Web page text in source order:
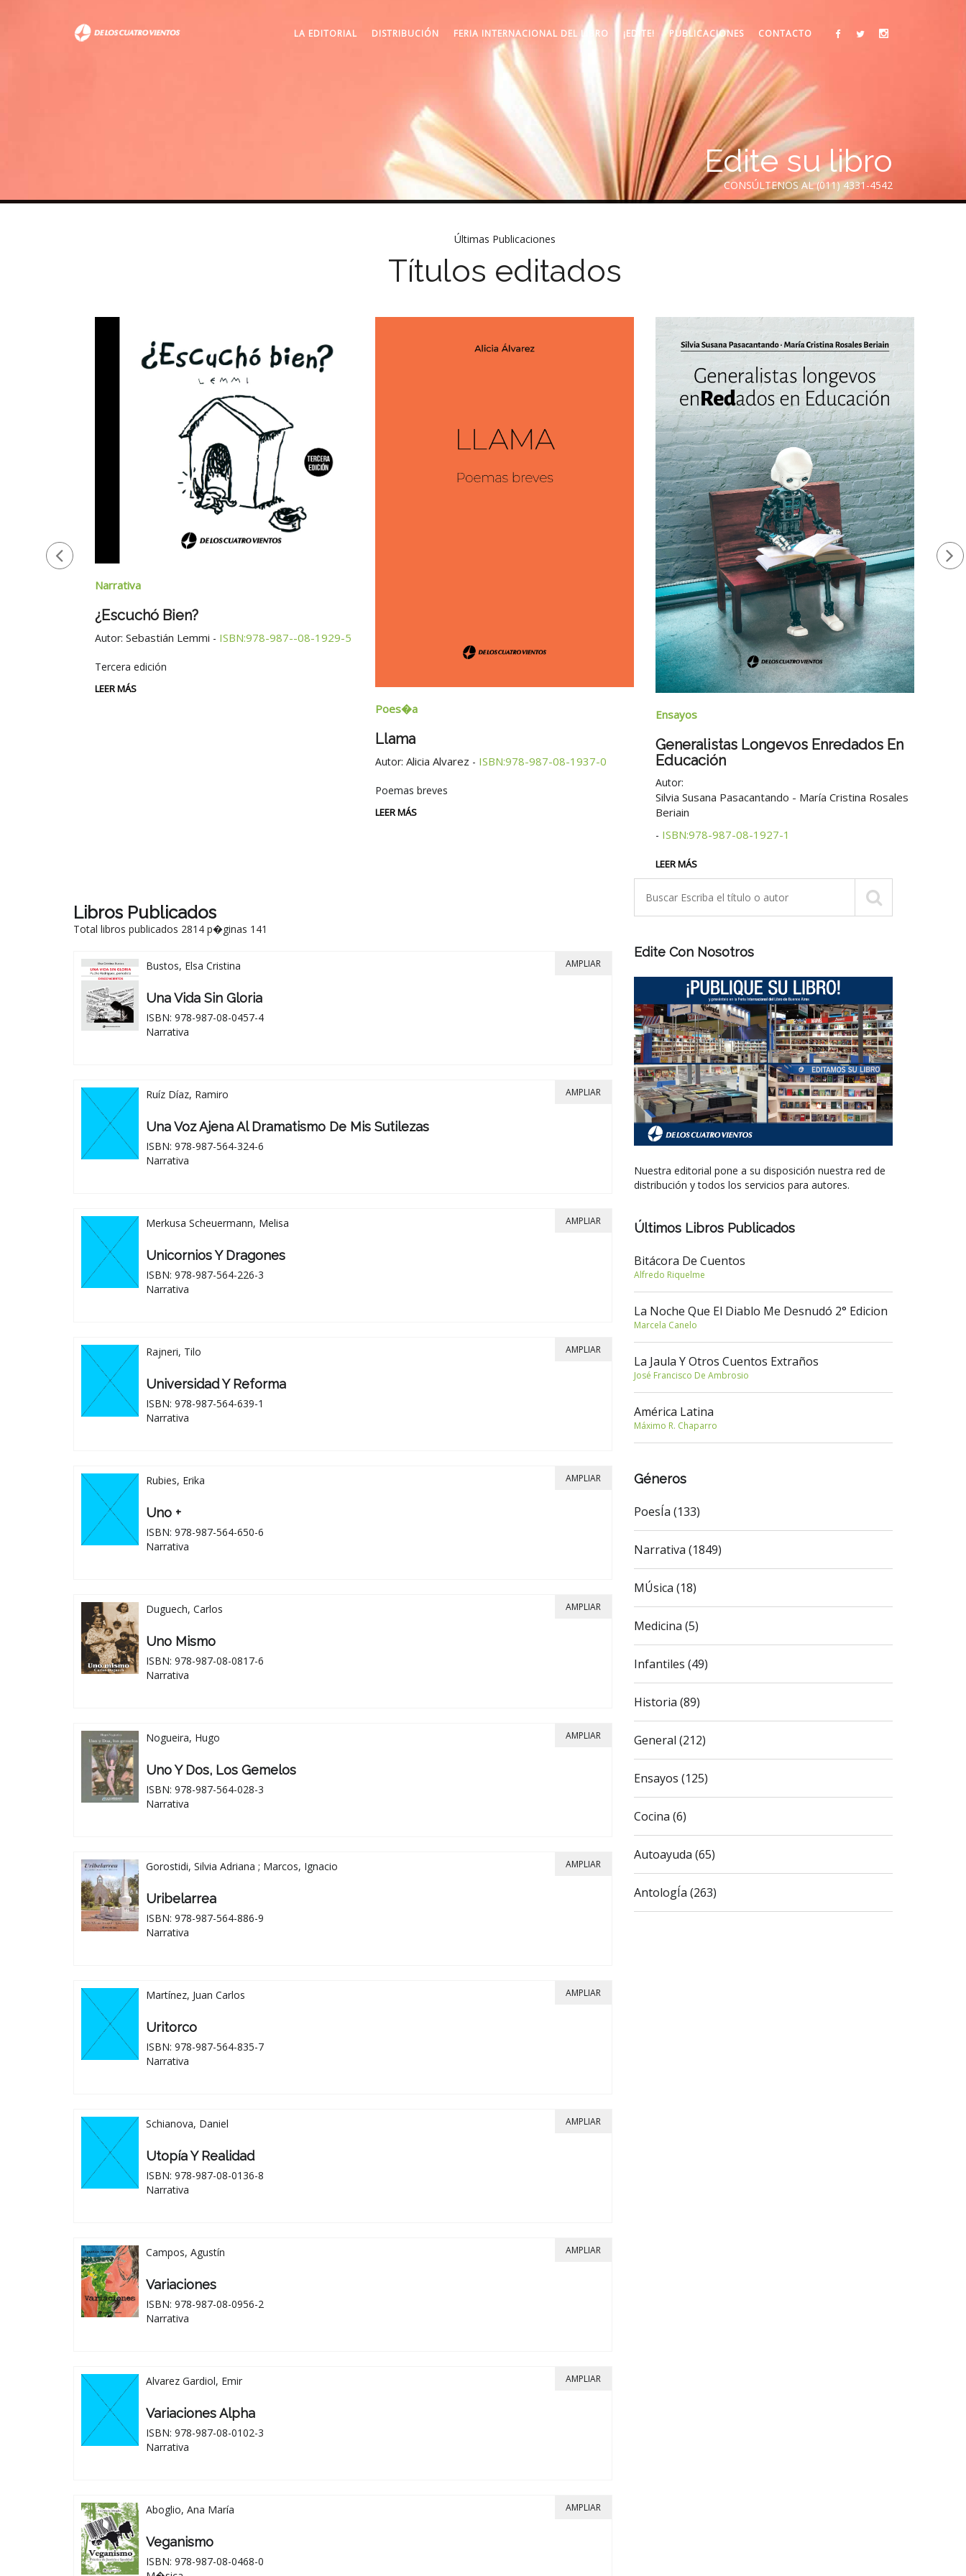
LA EDITORIAL DISTRIBUCIÓN FERIA INTERNACIONAL DEL LIBRO ¡EDITE! PUBLICACIONES CONTACTO
Edite su libro
CONSÚLTENOS AL (011) 4331-4542
Últimas Publicaciones
Títulos editados
Narrativa
¿Escuchó Bien?
Autor: Sebastián Lemmi - ISBN:978-987--08-1929-5
Tercera edición
LEER MÁS
Poes�a
Llama
Autor: Alicia Alvarez - ISBN:978-987-08-1937-0
Poemas breves
LEER MÁS
Ensayos
Generalistas Longevos Enredados En
Educación
Autor:
Silvia Susana Pasacantando - María Cristina Rosales
Beriain
- ISBN:978-987-08-1927-1
LEER MÁS
Libros Publicados
Total libros publicados 2814 p�ginas 141
Bustos, Elsa Cristina
Una Vida Sin Gloria
ISBN: 978-987-08-0457-4
Narrativa
AMPLIAR
Ruíz Díaz, Ramiro
Una Voz Ajena Al Dramatismo De Mis Sutilezas
ISBN: 978-987-564-324-6
Narrativa
AMPLIAR
Merkusa Scheuermann, Melisa
Unicornios Y Dragones
ISBN: 978-987-564-226-3
Narrativa
AMPLIAR
Rajneri, Tilo
Universidad Y Reforma
ISBN: 978-987-564-639-1
Narrativa
AMPLIAR
Rubies, Erika
Uno +
ISBN: 978-987-564-650-6
Narrativa
AMPLIAR
Duguech, Carlos
Uno Mismo
ISBN: 978-987-08-0817-6
Narrativa
AMPLIAR
Nogueira, Hugo
Uno Y Dos, Los Gemelos
ISBN: 978-987-564-028-3
Narrativa
AMPLIAR
Gorostidi, Silvia Adriana ; Marcos, Ignacio
Uribelarrea
ISBN: 978-987-564-886-9
Narrativa
AMPLIAR
Martínez, Juan Carlos
Uritorco
ISBN: 978-987-564-835-7
Narrativa
AMPLIAR
Schianova, Daniel
Utopía Y Realidad
ISBN: 978-987-08-0136-8
Narrativa
AMPLIAR
Campos, Agustín
Variaciones
ISBN: 978-987-08-0956-2
Narrativa
AMPLIAR
Alvarez Gardiol, Emir
Variaciones Alpha
ISBN: 978-987-08-0102-3
Narrativa
AMPLIAR
Aboglio, Ana María
Veganismo
ISBN: 978-987-08-0468-0
AMPLIAR
Edite Con Nosotros
Nuestra editorial pone a su disposición nuestra red de
distribución y todos los servicios para autores.
Últimos Libros Publicados
Bitácora De Cuentos
Alfredo Riquelme
La Noche Que El Diablo Me Desnudó 2° Edicion
Marcela Canelo
La Jaula Y Otros Cuentos Extraños
José Francisco De Ambrosio
América Latina
Máximo R. Chaparro
Géneros
PoesÍa (133)
Narrativa (1849)
MÚsica (18)
Medicina (5)
Infantiles (49)
Historia (89)
General (212)
Ensayos (125)
Cocina (6)
Autoayuda (65)
AntologÍa (263)